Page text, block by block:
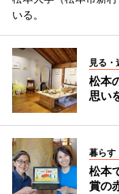
いる。
見る・
松本
思い
暮らす
松本
賞の